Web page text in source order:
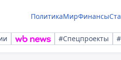
ПолитикаМирФинансы
#Спецпроекты